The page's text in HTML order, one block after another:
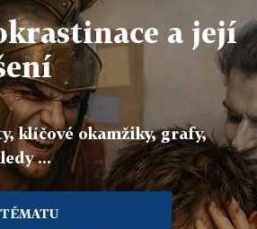
a její
klíčové okamžiky, grafy,
...